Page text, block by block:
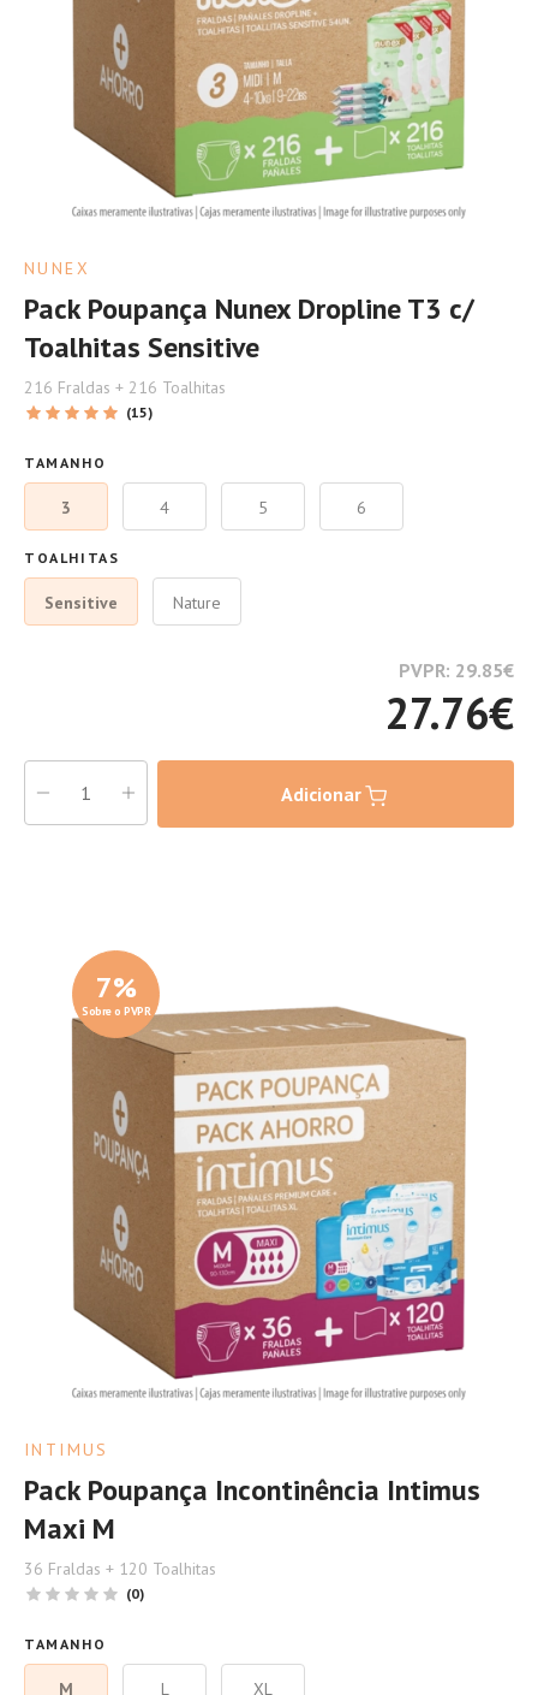
NUNEX
Pack Poupança Nunex Dropline T3 c/
Toalhitas Sensitive
216 Fraldas + 216 Toalhitas
(15)
TAMANHO
3 4 5 6
TOALHITAS
Sensitive Nature
PVPR: 29.85€
27.76€
Adicionar
7%
Sobre o PVPR
INTIMUS
Pack Poupança Incontinência Intimus
Maxi M
36 Fraldas + 120 Toalhitas
(0)
TAMANHO
M L XL